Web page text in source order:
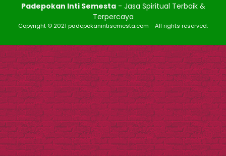
Padepokan Inti Semesta- Jasa Spiritual Terbaik &
Terpercaya
Copyright © 2021 padepokanintisemesta.com - All rights reserved.